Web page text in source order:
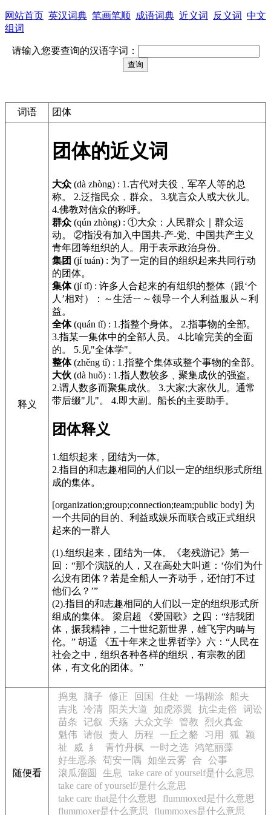
网站首页 英汉词典 笔画笔顺 成语词典 近义词 反义词 中文
组词
请输入您要查询的汉语字词：
词语 团体
释义
团体的近义词
大众 (dà zhòng) : 1.古代对夫役﹑军卒人等的总
称。 2.泛指民众﹐群众。 3.犹言众人或大伙儿。
4.佛教对信众的称呼。
群众 (qún zhòng) : ①大众：人民群众｜群众运
动。 ②指没有加入中国共-产-党、中国共产主义
青年团等组织的人。用于表示政治身份。
集团 (jí tuán) : 为了一定的目的组织起来共同行动
的团体。
集体 (jí tǐ) : 许多人合起来的有组织的整体（跟‘个
人’相对）：～生活ㄧ～领导ㄧ个人利益服从～利
益。
全体 (quán tǐ) : 1.指整个身体。 2.指事物的全部。
3.指某一集体中的全部人员。 4.比喻完美的全面
的。 5.见"全体学"。
整体 (zhěng tǐ) : 1.指整个集体或整个事物的全部。
大伙 (dà huǒ) : 1.指人数较多﹑聚集成伙的强盗。
2.谓人数多而聚集成伙。 3.大家;大家伙儿。通常
带后缀"儿"。 4.即大副。船长的主要助手。
团体释义
1.组织起来，团结为一体。
2.指目的和志趣相同的人们以一定的组织形式所组
成的集体。
[organization;group;connection;team;public body] 为
一个共同的目的、利益或娱乐而联合或正式组织
起来的一群人
(1).组织起来，团结为一体。 《老残游记》 第一
回：“那个演説的人，又在高处大叫道：‘你们为什
么没有团体？若是全船人一齐动手，还怕打不过
他们么？’”
(2).指目的和志趣相同的人们以一定的组织形式所
组成的集体。 梁启超
《爱国歌》 之四：“结我团
体，振我精神，二十世纪新世界，雄飞宇内畴与
伦。” 胡适
《五十年来之世界哲学》 六：“人民在
社会之中，组织各种各样的组织，有宗教的团
体，有文化的团体。”
随便看
捣鬼 脑子 修正 回国 住处 一塌糊涂
船夫
吉兆
冷清 阳关大道 如虎添翼 抗尘走俗
词讼
苗条
记叙 夭殇 大众文学 管教
烈火真金
魁伟
请假 贵人 历程 一丘之貉 习用 狐
颖
祉
烕 糹 青竹丹枫 一时之选 鸿笔丽藻
好生恶杀
苟安一隅 如坐云雾 合
公事
滾瓜溜圆
生息
take care of yourself是什么意思
take care of yourself/是什么意思
take care that是什么意思
flummoxed是什么意思
flummoxer是什么意思
flummoxes是什么意思